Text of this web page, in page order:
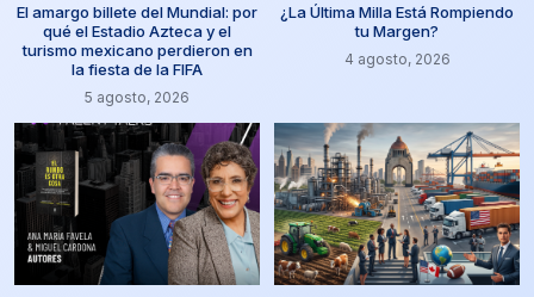
El amargo billete del Mundial: por
qué el Estadio Azteca y el
turismo mexicano perdieron en
la fiesta de la FIFA
5 agosto, 2026
¿La Última Milla Está Rompiendo
tu Margen?
4 agosto, 2026